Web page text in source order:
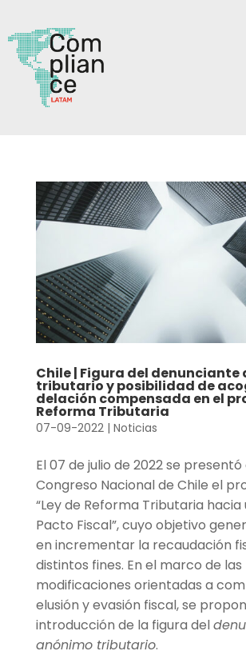
Chile | Figura del denunciante
tributario y posibilidad de
delación compensada en el
Reforma Tributaria
07-09-2022| Noticias
El 07 de julio de 2022 se
Congreso Nacional de Chile el
“Ley de Reforma Tributaria hacia
Pacto Fiscal”, cuyo objetivo
en incrementar la recaudación
distintos fines. En el marco de las
modificaciones orientadas a
elusión y evasión fiscal, se
introducción de la figura del
anónimo tributario.